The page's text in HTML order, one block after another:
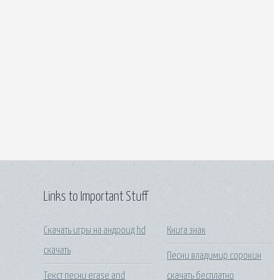
Links to Important Stuff
Скачать игры на андроид hd
скачать
Текст песни erase and
Книга знак
Песни владимир сорокин
скачать бесплатно